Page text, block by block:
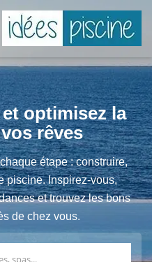
optimisez la
rêves
étape : construire,
piscine. Inspirez-vous,
et trouvez les bons
de chez vous.